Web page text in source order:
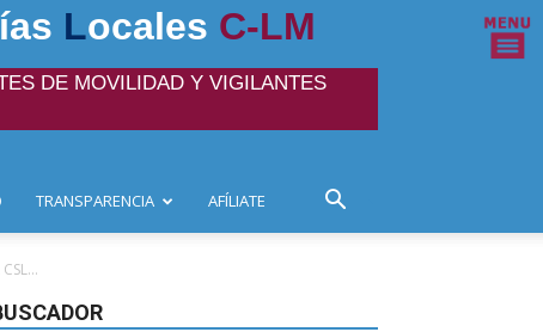
Locales C-LM
DE MOVILIDAD Y VIGILANTES
TRANSPARENCIA AFÍLIATE